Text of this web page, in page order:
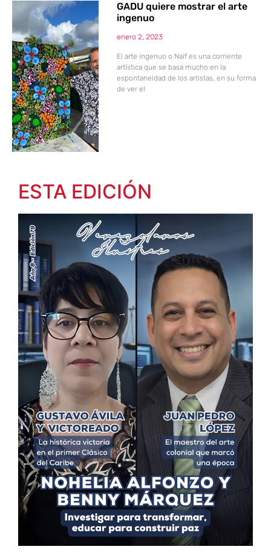
GADU quiere mostrar el arte
ingenuo
enero 2, 2023
El arte ingenuo o Naif es una corriente
artística que se basa mucho en la
espontaneidad de los artistas, en su forma
de ver el
ESTA EDICIÓN